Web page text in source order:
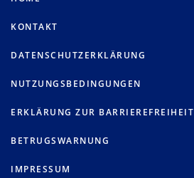
KONTAKT
DATENSCHUTZERKLÄRUNG
NUTZUNGSBEDINGUNGEN
ERKLÄRUNG ZUR BARRIEREFREIHEIT
BETRUGSWARNUNG
IMPRESSUM